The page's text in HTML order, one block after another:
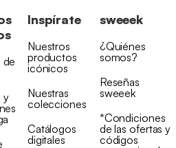
y
Inspírate
Nuestros
productos
icónicos
Nuestras
colecciones
Catálogos
digitales
sweeek
¿Quiénes
somos?
Reseñas
sweeek
*Condiciones
de las ofertas y
códigos